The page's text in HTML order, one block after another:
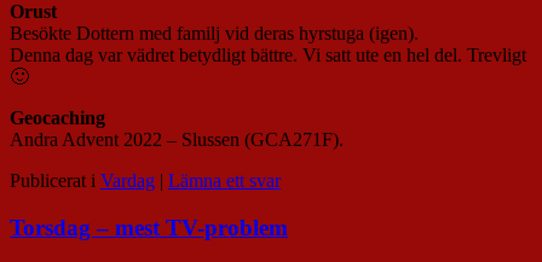
Orust
Besökte Dottern med familj vid deras hyrstuga (igen).
Denna dag var vädret betydligt bättre. Vi satt ute en hel del. Trevligt
🙂
Geocaching
Andra Advent 2022 – Slussen (GCA271F).
Publicerat i Vardag | Lämna ett svar
Torsdag – mest TV-problem